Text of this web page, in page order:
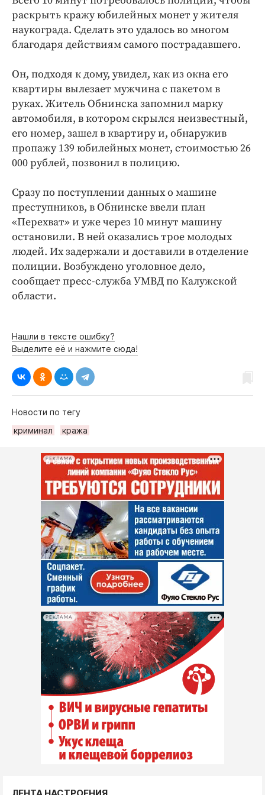
Интересное чтиво
Клиника года
Бренд года
раскрыть кражу юбилейных монет у жителя
наукограда. Сделать это удалось во многом
благодаря действиям самого пострадавшего.
Он, подходя к дому, увидел, как из окна его
квартиры вылезает мужчина с пакетом в
руках. Житель Обнинска запомнил марку
автомобиля, в котором скрылся неизвестный,
его номер, зашел в квартиру и, обнаружив
пропажу 139 юбилейных монет, стоимостью 26
000 рублей, позвонил в полицию.
Сразу по поступлении данных о машине
преступников, в Обнинске ввели план
«Перехват» и уже через 10 минут машину
остановили. В ней оказались трое молодых
людей. Их задержали и доставили в отделение
полиции. Возбуждено уголовное дело,
сообщает пресс-служба УМВД по Калужской
области.
Нашли в тексте ошибку?
Выделите её и нажмите сюда!
Новости по тегу
криминал
кража
РЕКЛАМА
РЕКЛАМА